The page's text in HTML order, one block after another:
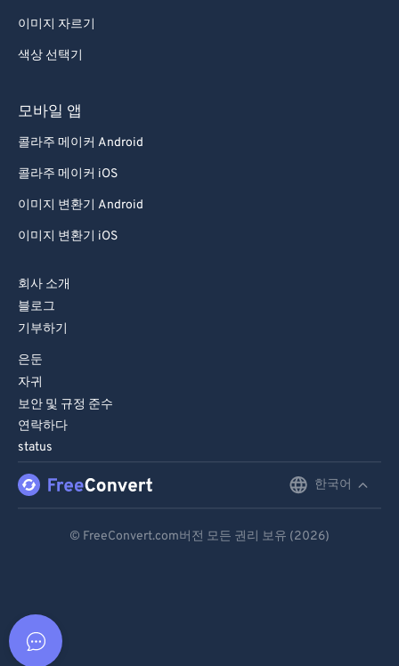
이미지 자르기
색상 선택기
모바일 앱
콜라주 메이커 Android
콜라주 메이커 iOS
이미지 변환기 Android
이미지 변환기 iOS
회사 소개
블로그
기부하기
은둔
자귀
보안 및 규정 준수
연락하다
status
한국어
© FreeConvert.com버전 모든 권리 보유 (2026)